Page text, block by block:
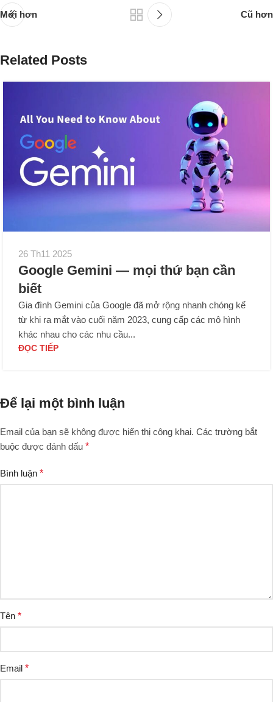
Mới hơn Cũ hơn
Related Posts
26 Th11 2025
Google Gemini — mọi thứ bạn cần
biết
Gia đình Gemini của Google đã mở rộng nhanh chóng kể
từ khi ra mắt vào cuối năm 2023, cung cấp các mô hình
khác nhau cho các nhu cầu...
ĐỌC TIẾP
Để lại một bình luận
Email của bạn sẽ không được hiển thị công khai. Các trường bắt
buộc được đánh dấu *
Bình luận *
Tên *
Email *